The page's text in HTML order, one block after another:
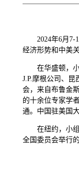
2024年6月
经济形势和中美
在华盛顿，
J.P.摩根公司、
会，来自布鲁金
的十余位专家学
通。中国驻美国
在纽约，小
全国委员会举行